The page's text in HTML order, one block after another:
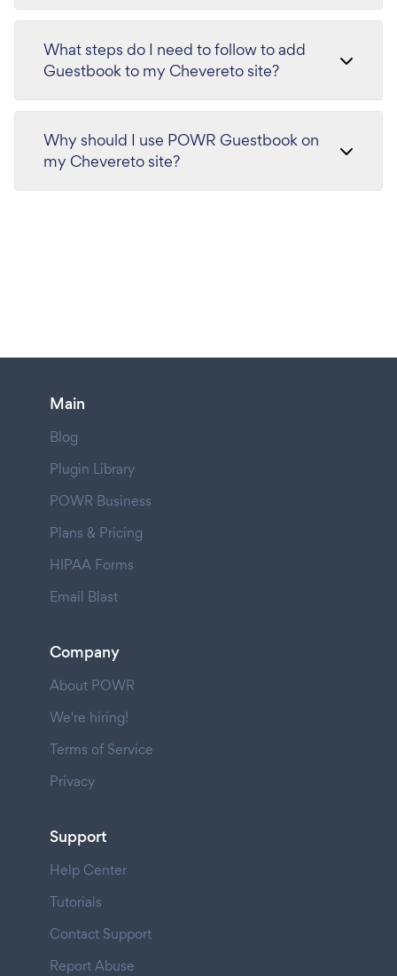
What steps do I need to follow to add
Guestbook to my Chevereto site?
Why should I use POWR Guestbook on
my Chevereto site?
Main
Blog
Plugin Library
POWR Business
Plans & Pricing
HIPAA Forms
Email Blast
Company
About POWR
We're hiring!
Terms of Service
Privacy
Support
Help Center
Tutorials
Contact Support
Report Abuse